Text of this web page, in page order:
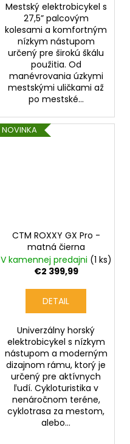
Mestský elektrobicykel s
27,5” palcovým
kolesami a komfortným
nízkym nástupom
určený pre širokú škálu
použitia. Od
manévrovania úzkymi
mestskými uličkami až
po mestské...
NOVINKA
CTM ROXXY GX Pro -
matná čierna
V kamennej predajni (1 ks)
€2 399,99
DETAIL
Univerzálny horský
elektrobicykel s nízkym
nástupom a moderným
dizajnom rámu, ktorý je
určený pre aktívnych
ľudí. Cykloturistika v
nenáročnom teréne,
cyklotrasa za mestom,
alebo...